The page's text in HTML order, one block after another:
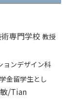
術専門学校教授
ョンデザイン科
金留学生とし
/Tian